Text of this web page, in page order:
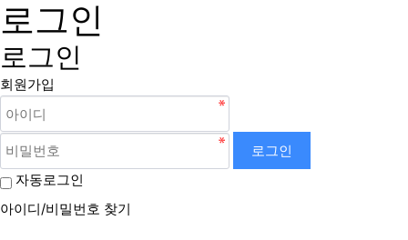
로그인
로그인
회원가입
로그인
자동로그인
아이디/비밀번호 찾기